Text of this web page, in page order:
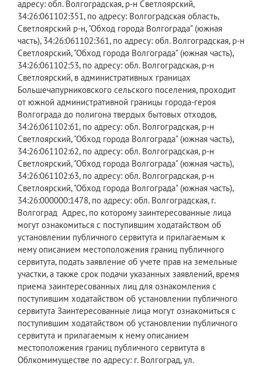
адресу: обл. Волгоградская, р-н Светлоярский,
34:26:061102:351, по адресу: Волгоградская область,
Светлоярский р-н, "Обход города Волгограда" (южная
часть), 34:26:061102:361, по адресу: обл. Волгоградская, р-н
Светлоярский, "Обход города Волгограда" (южная часть),
34:26:061102:53, по адресу: обл. Волгоградская, р-н
Светлоярский, в административных границах
Большечапурниковского сельского поселения, проходит
от южной административной границы города-героя
Волгограда до полигона твердых бытовых отходов,
34:26:061102:61, по адресу: обл. Волгоградская, р-н
Светлоярский, "Обход города Волгограда" (южная часть),
34:26:061102:62, по адресу: обл. Волгоградская, р-н
Светлоярский, "Обход города Волгограда" (южная часть),
34:26:061102:63, по адресу: обл. Волгоградская, р-н
Светлоярский, "Обход города Волгограда" (южная часть),
34:26:000000:1478, по адресу: обл. Волгоградская, г.
Волгоград Адрес, по которому заинтересованные лица
могут ознакомиться с поступившим ходатайством об
установлении публичного сервитута и прилагаемым к
нему описанием местоположения границ публичного
сервитута, подать заявление об учете прав на земельные
участки, а также срок подачи указанных заявлений, время
приема заинтересованных лиц для ознакомления с
поступившим ходатайством об установлении публичного
сервитута Заинтересованные лица могут ознакомиться с
поступившим ходатайством об установлении публичного
сервитута и прилагаемым к нему описанием
местоположения границ публичного сервитута в
Облкомимуществе по адресу: г. Волгоград, ул.